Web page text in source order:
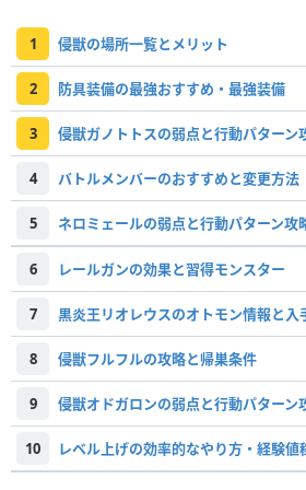
1 侵獣の場所一覧とメリット
2 防具装備の最強おすすめ・最強装備
3 侵獣ガノトトスの弱点と行動パターン
4 バトルメンバーのおすすめと変更方法
5 ネロミェールの弱点と行動パターン攻
6 レールガンの効果と習得モンスター
7 黒炎王リオレウスのオトモン情報と入
8 侵獣フルフルの攻略と帰巣条件
9 侵獣オドガロンの弱点と行動パターン
10 レベル上げの効率的なやり方・経験値